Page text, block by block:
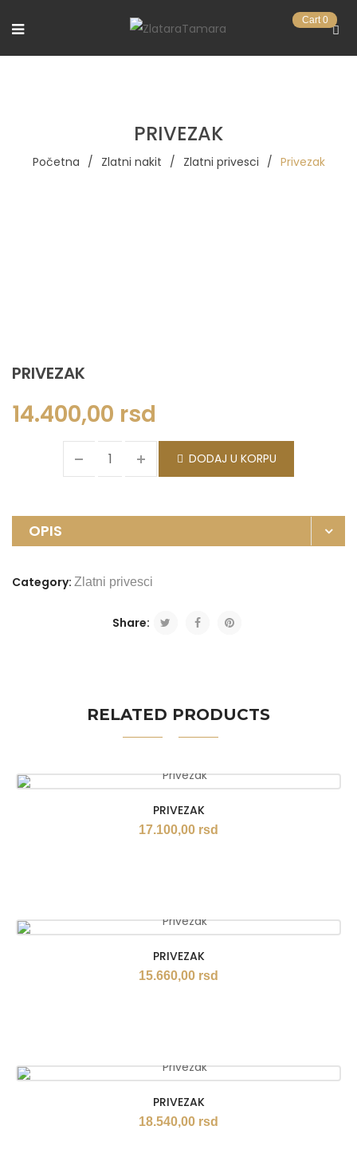
Cart 0
PRIVEZAK
Početna / Zlatni nakit / Zlatni privesci / Privezak
PRIVEZAK
14.400,00 rsd
DODAJ U KORPU
OPIS
Category: Zlatni privesci
Share:
RELATED PRODUCTS
PRIVEZAK
17.100,00 rsd
PRIVEZAK
15.660,00 rsd
PRIVEZAK
18.540,00 rsd